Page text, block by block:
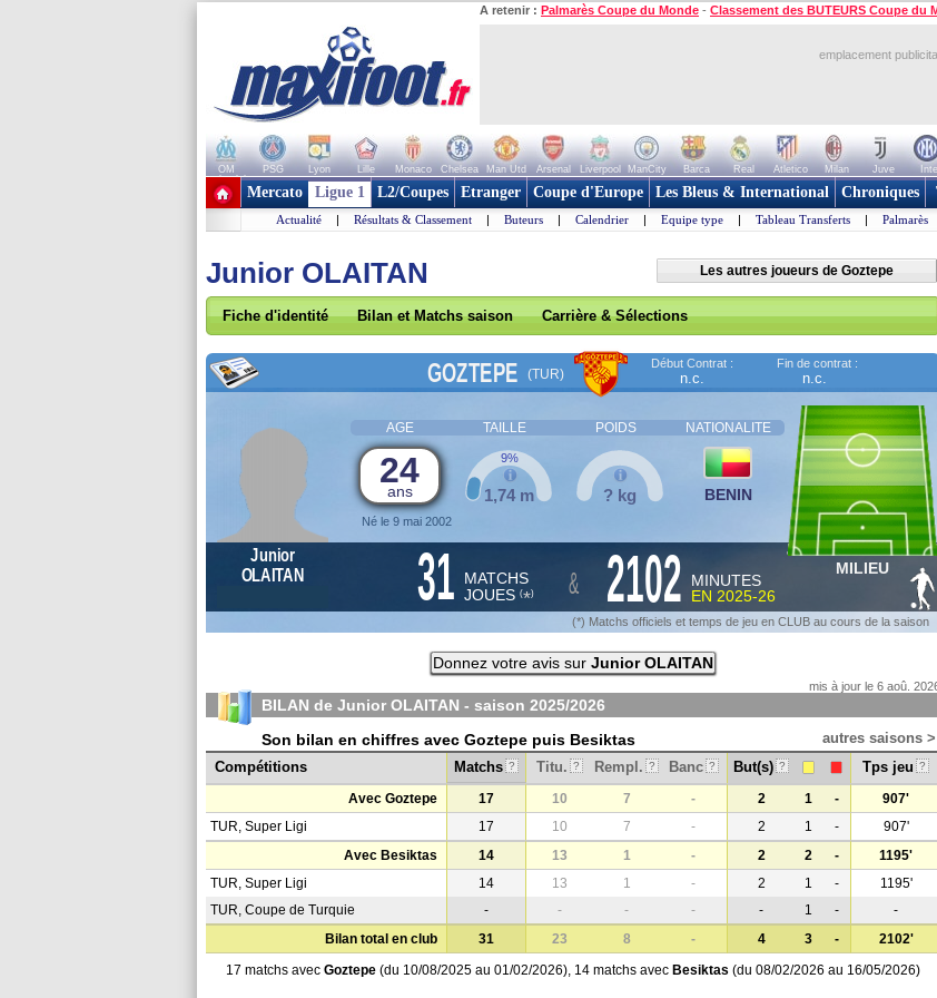
A retenir : Palmarès Coupe du Monde - Classement des BUTEURS Coupe du
emplacement
OM PSG Lyon Lille Monaco Chelsea Man Utd Arsenal Liverpool ManCity Barca Real Atletico Milan Juve
+ de clubs
Mercato Ligue 1 L2/Coupes Etranger Coupe d'Europe Les Bleus & International Chroniques
Actualité | Résultats & Classement | Buteurs | Calendrier | Equipe type | Tableau Transferts | Palmarès
Junior OLAITAN Les autres joueurs de Goztepe
Fiche d'identité Bilan et Matchs saison Carrière & Sélections
GOZTEPE (TUR)
Début Contrat :
n.c.
Fin de contrat :
n.c.
AGE TAILLE POIDS NATIONALITE
24
ans
Né le 9 mai 2002
1,74 m
9%
? kg BENIN
Junior
OLAITAN
31 MATCHS
JOUES (*) & 2102
MINUTES
EN 2025-26
MILIEU
(*) Matchs officiels et temps de jeu en CLUB au cours de la saison
Donnez votre avis sur Junior OLAITAN
mis à jour le 6 aoû.
BILAN de Junior OLAITAN - saison 2025/2026
Son bilan en chiffres avec Goztepe puis Besiktas
autres saisons >
Compétitions
Matchs ? Titu. ? Rempl. ? Banc ? But(s) ? Tps jeu ?
Avec Goztepe 17 10 7 - 2 1 -
907'
TUR, Super Ligi
17 10 7 - 2 1 -
907'
Avec Besiktas
14 13 1 - 2 2 -
1195'
TUR, Super Ligi
14 13 1 - 2 1 -
1195'
TUR, Coupe de Turquie
- - - - - 1 -
-
Bilan total en club
31 23 8 - 4 3 -
2102'
17 matchs avec Goztepe (du 10/08/2025 au 01/02/2026), 14 matchs avec Besiktas (du 08/02/2026 au 16/05/2026)